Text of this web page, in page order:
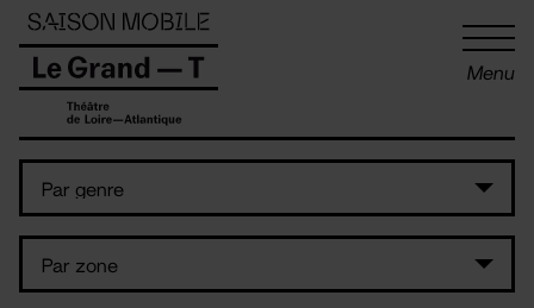
Menu
Panneau de gestion des cookies